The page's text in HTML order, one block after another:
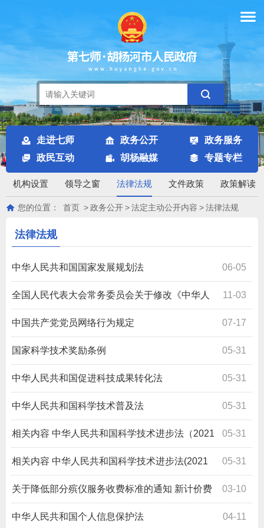
走进七师 政务公开
政务服务
政民互动
胡杨融媒 专题专栏
机构设置 领导之窗 法律法规 文件政策 政策解读
您的位置： 首页 >政务公开>法定主动公开内容 >法律法规
法律法规
06-05
中华人民共和国国家发展规划法
11-03
全国人民代表大会常务委员会关于修改《中华人
民共和国网络安全法》的决定 07-17
中国共产党党员网络行为规定
05-31
国家科学技术奖励条例
05-31
中华人民共和国促进科技成果转化法
05-31
中华人民共和国科学技术普及法
05-31
相关内容 中华人民共和国科学技术进步法（2021
修改版）解读 05-31
相关内容 中华人民共和国科学技术进步法(2021
年修订) 03-10
关于降低部分殡仪服务收费标准的通知 新计价费
2004 1625号 04-11
中华人民共和国个人信息保护法